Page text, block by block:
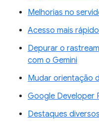
Melhorias no
Acesso mais
Depurar o
com o Gemini
Mudar orientação
Google Developer
Destaques diversos